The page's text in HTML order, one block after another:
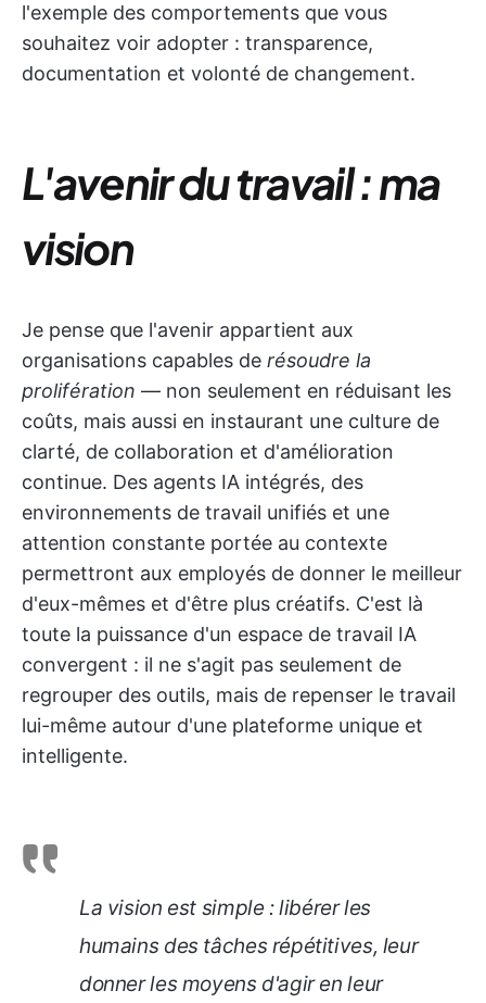
l'exemple des comportements que vous
souhaitez voir adopter : transparence,
documentation et volonté de changement.
L'avenir du travail : ma
vision
Je pense que l'avenir appartient aux
organisations capables de résoudre la
prolifération — non seulement en réduisant les
coûts, mais aussi en instaurant une culture de
clarté, de collaboration et d'amélioration
continue. Des agents IA intégrés, des
environnements de travail unifiés et une
attention constante portée au contexte
permettront aux employés de donner le meilleur
d'eux-mêmes et d'être plus créatifs. C'est là
toute la puissance d'un espace de travail IA
convergent : il ne s'agit pas seulement de
regrouper des outils, mais de repenser le travail
lui-même autour d'une plateforme unique et
intelligente.
La vision est simple : libérer les
humains des tâches répétitives, leur
donner les moyens d'agir en leur